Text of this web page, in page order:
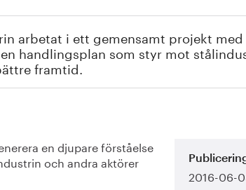
arbetat i ett gemensamt projekt med
handlingsplan som styr mot
framtid.
en djupare förståelse
och andra aktörer
2016-06-